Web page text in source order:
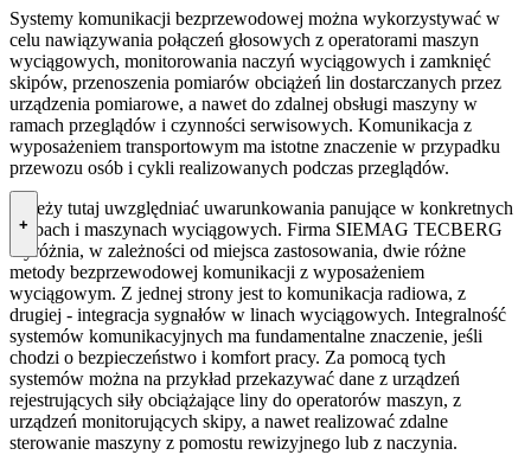
Systemy komunikacji bezprzewodowej można wykorzystywać w
celu nawiązywania połączeń głosowych z operatorami maszyn
wyciągowych, monitorowania naczyń wyciągowych i zamknięć
skipów, przenoszenia pomiarów obciążeń lin dostarczanych przez
urządzenia pomiarowe, a nawet do zdalnej obsługi maszyny w
ramach przeglądów i czynności serwisowych. Komunikacja z
wyposażeniem transportowym ma istotne znaczenie w przypadku
przewozu osób i cykli realizowanych podczas przeglądów.
Należy tutaj uwzględniać uwarunkowania panujące w konkretnych
szybach i maszynach wyciągowych. Firma SIEMAG TECBERG
wyróżnia, w zależności od miejsca zastosowania, dwie różne
metody bezprzewodowej komunikacji z wyposażeniem
wyciągowym. Z jednej strony jest to komunikacja radiowa, z
drugiej - integracja sygnałów w linach wyciągowych. Integralność
systemów komunikacyjnych ma fundamentalne znaczenie, jeśli
chodzi o bezpieczeństwo i komfort pracy. Za pomocą tych
systemów można na przykład przekazywać dane z urządzeń
rejestrujących siły obciążające liny do operatorów maszyn, z
urządzeń monitorujących skipy, a nawet realizować zdalne
sterowanie maszyny z pomostu rewizyjnego lub z naczynia.
+